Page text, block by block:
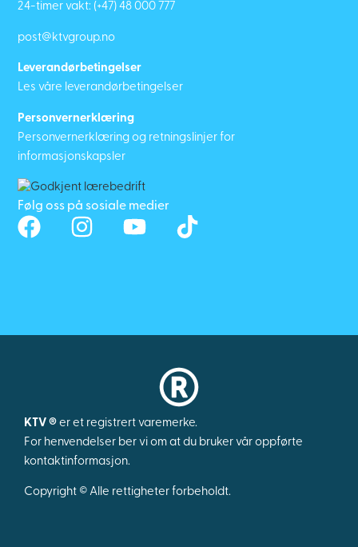
24-timer vakt: (+47) 48 000 777
post@ktvgroup.no
Leverandørbetingelser
Les våre leverandørbetingelser
Personvernerklæring
Personvernerklæring og retningslinjer for
informasjonskapsler
Følg oss på sosiale medier
KTV ® er et registrert varemerke.
For henvendelser ber vi om at du bruker vår oppførte
kontaktinformasjon.
Copyright © Alle rettigheter forbeholdt.